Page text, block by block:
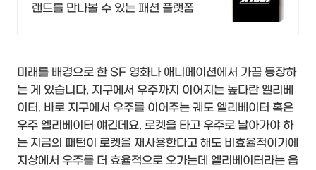
랜드를 만나볼 수 있는 패션 플랫폼
미래를 배경으로 한 SF 영화나 애니메이션에서 가끔 등장하
는 게 있습니다. 지구에서 우주까지 이어지는 높다란 엘리베
이터. 바로 지구에서 우주를 이어주는 궤도 엘리베이터 혹은
우주 엘리베이터 얘긴데요. 로켓을 타고 우주로 날아가야 하
는 지금의 패턴이 로켓을 재사용한다고 해도 비효율적이기에
지상에서 우주를 더 효율적으로 오가는데 엘리베이터라는 옵